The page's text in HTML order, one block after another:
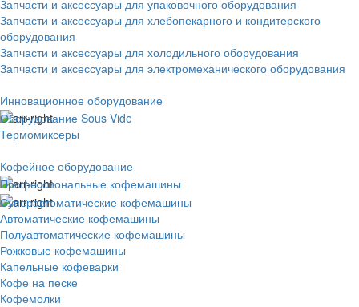
Запчасти и аксессуары для упаковочного оборудования
Запчасти и аксессуары для хлебопекарного и кондитерского
оборудования
Запчасти и аксессуары для холодильного оборудования
Запчасти и аксессуары для электромеханического оборудования
Инновационное оборудование
Оборудование Sous Vide
Термомиксеры
Кофейное оборудование
Профессиональные кофемашины
Суперавтоматические кофемашины
Автоматические кофемашины
Полуавтоматические кофемашины
Рожковые кофемашины
Капельные кофеварки
Кофе на песке
Кофемолки